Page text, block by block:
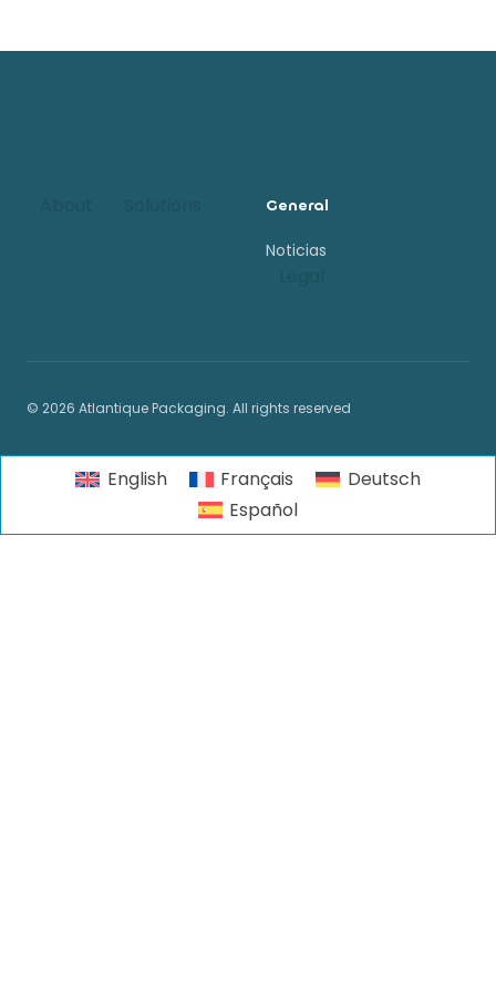
General
Noticias
© 2026 Atlantique Packaging. All rights reserved
English Français
Deutsch
Español